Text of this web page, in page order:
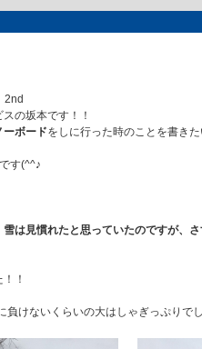
2nd
の坂本です！！
ーボードをしに行った時のことを書きた
す(^^♪
は見慣れたと思っていたのですが、
！
負けないくらいの大はしゃぎっぷりで